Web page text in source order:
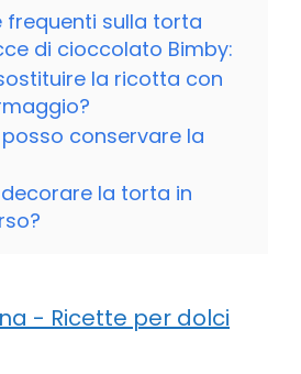
frequenti sulla torta
di cioccolato Bimby:
la ricotta con
conservare la
la torta in
- Ricette per dolci